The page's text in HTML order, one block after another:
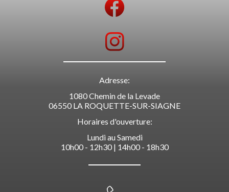
Adresse:
1080 Chemin de la Levade
06550 LA ROQUETTE-SUR-SIAGNE
Horaires d'ouverture:
Lundi au Samedi
10h00 - 12h30 | 14h00 - 18h30